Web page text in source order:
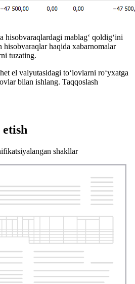
hisobvaraqlardagi mablag‘ qoldig‘ini
hisobvaraqlar haqida xabarnomalar
tuzating.
el valyutasidagi to‘lovlarni ro‘yxatga
bilan ishlang. Taqqoslash
shakllar